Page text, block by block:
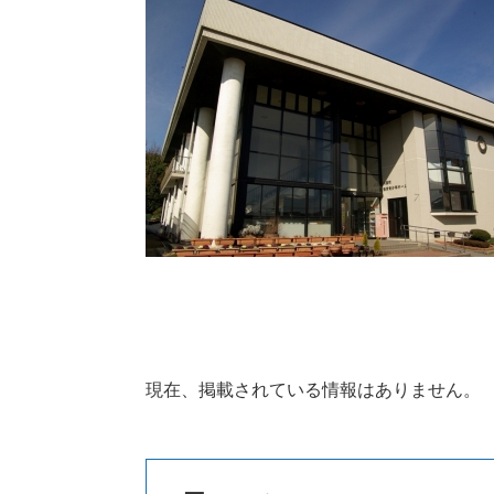
現在、掲載されている情報はありません。